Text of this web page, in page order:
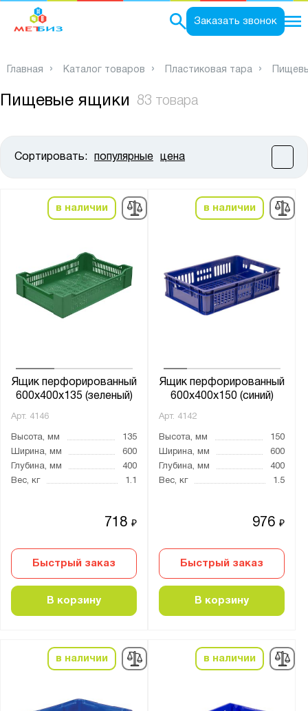
Заказать звонок
Главная Каталог товаров Пластиковая тара
Пищевые ящики 83 товара
Сортировать: популярные цена
в наличии
Ящик перфорированный
600x400x135 (зеленый)
Арт. 4146
Высота, мм
135
Ширина, мм
600
Глубина, мм
400
Вес, кг
1.1
718₽
Быстрый заказ
В корзину
в наличии
Ящик перфорированный
600x400x150 (синий)
Арт. 4142
Высота, мм
150
Ширина, мм
600
Глубина, мм
400
Вес, кг
1.5
976₽
Быстрый заказ
В корзину
в наличии в наличии
Ширина, мм:
от до
Цвет:
Белый
Красный
Полиэтилен низкого давления (HDPE)
Боковые стенки:
перфорированные